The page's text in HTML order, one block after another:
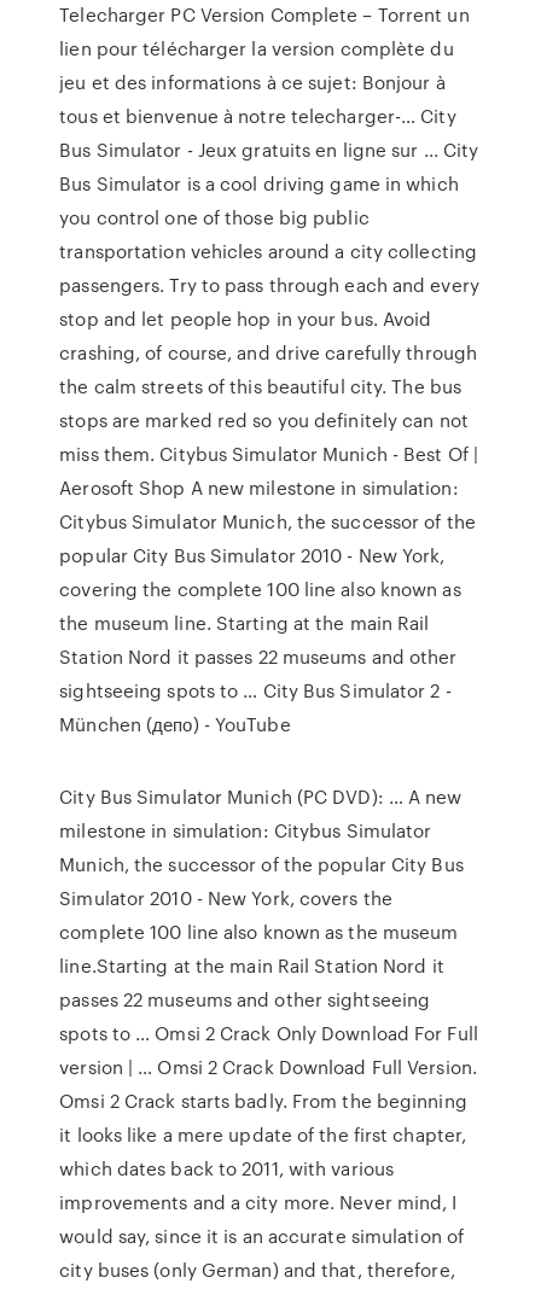
Telecharger PC Version Complete – Torrent un
lien pour télécharger la version complète du
jeu et des informations à ce sujet: Bonjour à
tous et bienvenue à notre telecharger-… City
Bus Simulator - Jeux gratuits en ligne sur ... City
Bus Simulator is a cool driving game in which
you control one of those big public
transportation vehicles around a city collecting
passengers. Try to pass through each and every
stop and let people hop in your bus. Avoid
crashing, of course, and drive carefully through
the calm streets of this beautiful city. The bus
stops are marked red so you definitely can not
miss them. Citybus Simulator Munich - Best Of |
Aerosoft Shop A new milestone in simulation:
Citybus Simulator Munich, the successor of the
popular City Bus Simulator 2010 - New York,
covering the complete 100 line also known as
the museum line. Starting at the main Rail
Station Nord it passes 22 museums and other
sightseeing spots to … City Bus Simulator 2 -
München (депо) - YouTube
City Bus Simulator Munich (PC DVD): … A new
milestone in simulation: Citybus Simulator
Munich, the successor of the popular City Bus
Simulator 2010 - New York, covers the
complete 100 line also known as the museum
line.Starting at the main Rail Station Nord it
passes 22 museums and other sightseeing
spots to … Omsi 2 Crack Only Download For Full
version | … Omsi 2 Crack Download Full Version.
Omsi 2 Crack starts badly. From the beginning
it looks like a mere update of the first chapter,
which dates back to 2011, with various
improvements and a city more. Never mind, I
would say, since it is an accurate simulation of
city buses (only German) and that, therefore,